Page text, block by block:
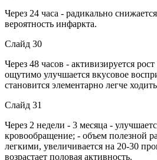
Через 24 часа - радикально
вероятность инфаркта.
Слайд 30
Через 48 часов - активизируется
ощутимо улучшается вкусовое
становится элементарно легче
Слайд 31
Через 2 недели - 3 месяца -
кровообращение; - объем полезной
легкими, увеличивается на 20-30
возрастает половая активность.